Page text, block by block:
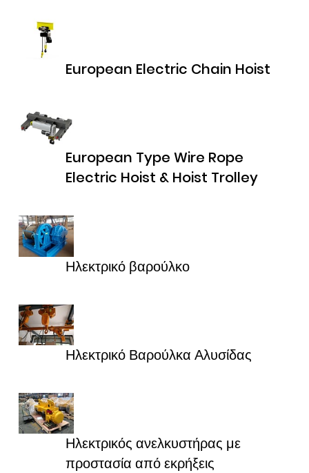
European Electric Chain Hoist
European Type Wire Rope
Electric Hoist & Hoist Trolley
Ηλεκτρικό βαρούλκο
Ηλεκτρικό Βαρούλκα Αλυσίδας
Ηλεκτρικός ανελκυστήρας με
προστασία από εκρήξεις